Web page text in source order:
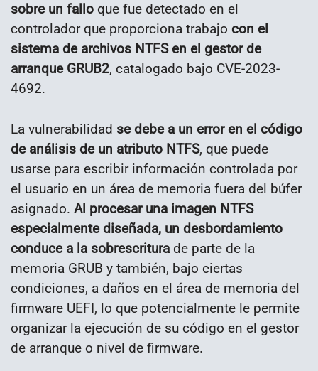
sobre un fallo que fue detectado en el
controlador que proporciona trabajo con el
sistema de archivos NTFS en el gestor de
arranque GRUB2, catalogado bajo CVE-2023-
4692.
La vulnerabilidad se debe a un error en el código
de análisis de un atributo NTFS, que puede
usarse para escribir información controlada por
el usuario en un área de memoria fuera del búfer
asignado. Al procesar una imagen NTFS
especialmente diseñada, un desbordamiento
conduce a la sobrescritura de parte de la
memoria GRUB y también, bajo ciertas
condiciones, a daños en el área de memoria del
firmware UEFI, lo que potencialmente le permite
organizar la ejecución de su código en el gestor
de arranque o nivel de firmware.